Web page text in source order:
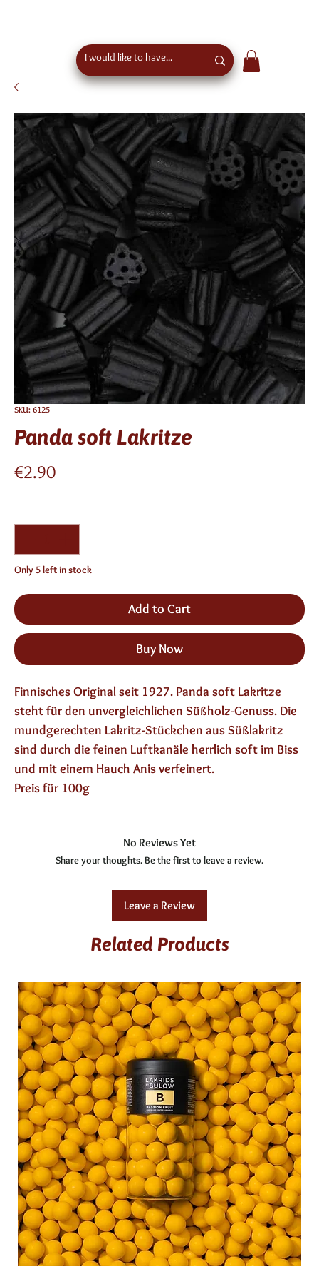
SKU: 6125
Panda soft Lakritze
€2.90Price
Only 5 left in stock
Add to Cart
Buy Now
Finnisches Original seit 1927. Panda soft Lakritze
steht für den unvergleichlichen Süßholz-Genuss. Die
mundgerechten Lakritz-Stückchen aus Süßlakritz
sind durch die feinen Luftkanäle herrlich soft im Biss
und mit einem Hauch Anis verfeinert.
Preis für 100g
No Reviews Yet
Share your thoughts. Be the first to leave a review.
Leave a Review
Related Products